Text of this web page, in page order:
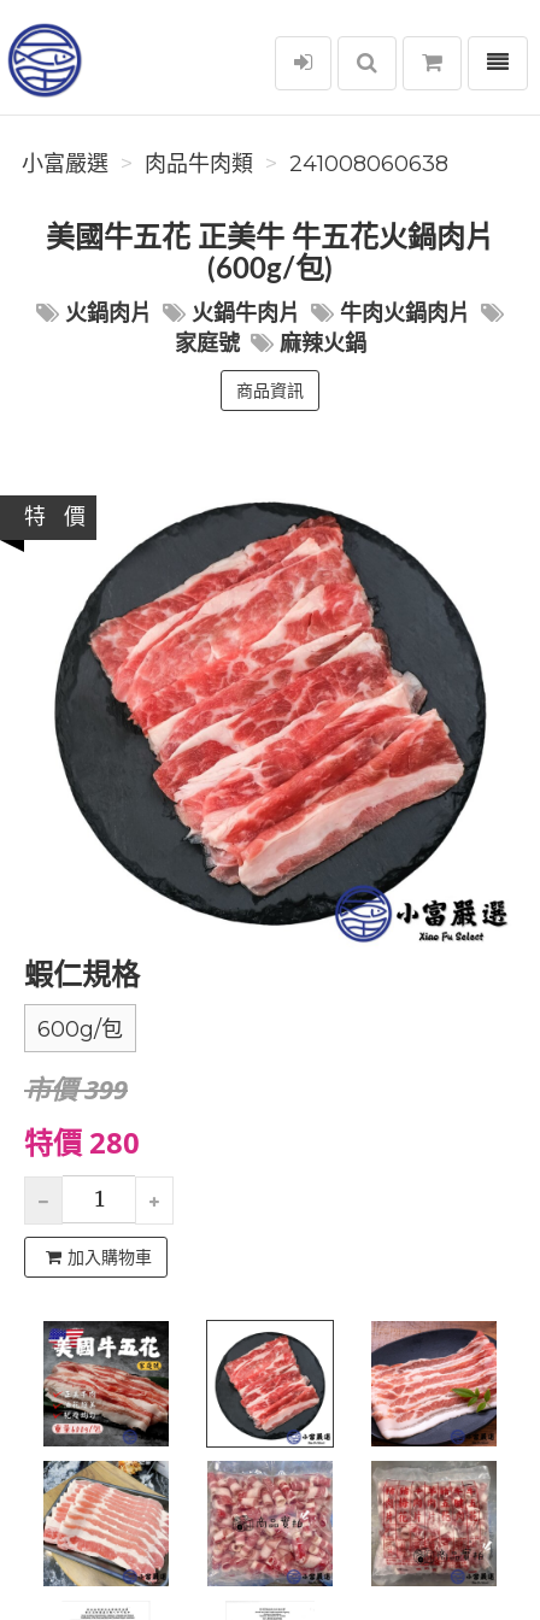
小富嚴選
選單
小富嚴選 肉品牛肉類 241008060638
美國牛五花 正美牛 牛五花火鍋肉片
(600g/包)
火鍋肉片 火鍋牛肉片
牛肉火鍋肉片
家庭號
麻辣火鍋
商品資訊
特 價
蝦仁規格
600g/包
市價 399
特價 280
加入購物車